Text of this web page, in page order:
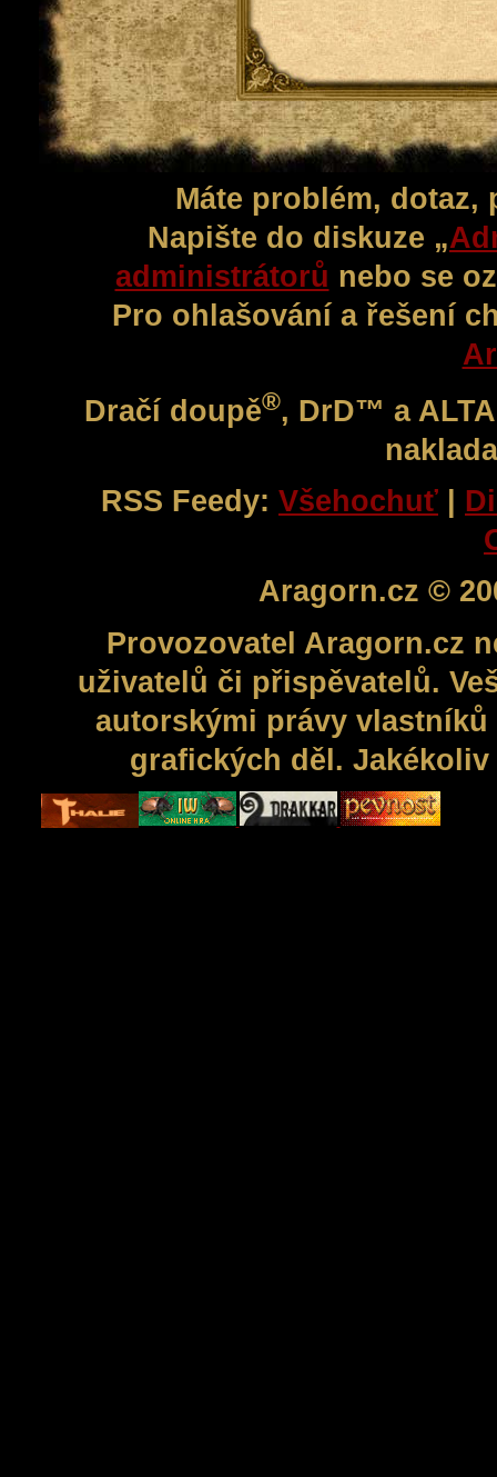
Máte problém,
Napište do diskuze „
administrátorů nebo se
Pro ohlašování a řešení
Dračí doupě®, DrD™ a
RSS Feedy: Všehochuť |
Aragorn.cz ©
Provozovatel Aragorn.cz
uživatelů či přispěvatelů.
autorskými právy
grafických děl.